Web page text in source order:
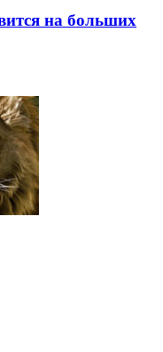
на больших